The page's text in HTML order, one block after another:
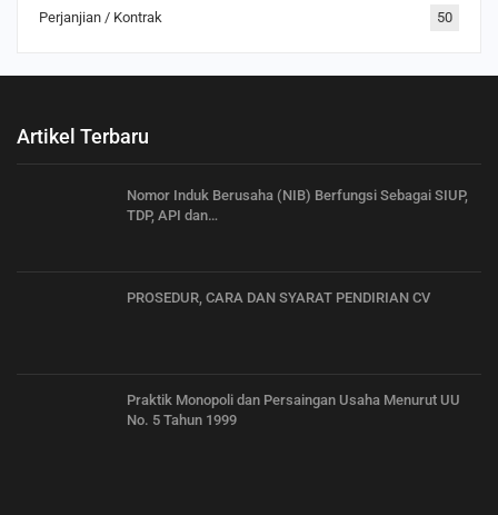
Perjanjian / Kontrak 50
Artikel Terbaru
Nomor Induk Berusaha (NIB) Berfungsi Sebagai SIUP,
TDP, API dan…
PROSEDUR, CARA DAN SYARAT PENDIRIAN CV
Praktik Monopoli dan Persaingan Usaha Menurut UU
No. 5 Tahun 1999